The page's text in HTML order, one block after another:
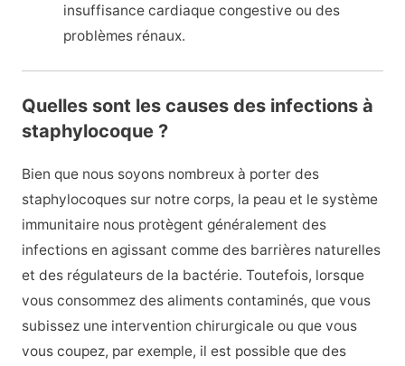
insuffisance cardiaque congestive ou des
problèmes rénaux.
Quelles sont les causes des infections à
staphylocoque ?
Bien que nous soyons nombreux à porter des
staphylocoques sur notre corps, la peau et le système
immunitaire nous protègent généralement des
infections en agissant comme des barrières naturelles
et des régulateurs de la bactérie. Toutefois, lorsque
vous consommez des aliments contaminés, que vous
subissez une intervention chirurgicale ou que vous
vous coupez, par exemple, il est possible que des